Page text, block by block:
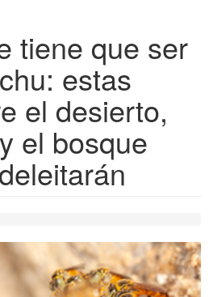
tiene que ser
estas
el desierto,
el bosque